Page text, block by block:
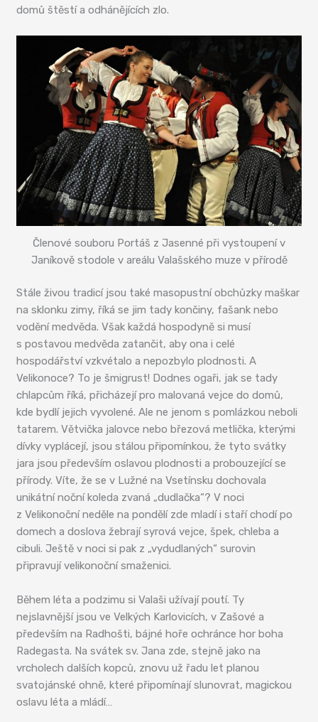
domů štěstí a odhánějících zlo.
Členové souboru Portáš z Jasenné při vystoupení v
Janíkově stodole v areálu Valašského muze v přírodě
Stále živou tradicí jsou také masopustní obchůzky maškar
na sklonku zimy, říká se jim tady končiny, fašank nebo
vodění medvěda. Však každá hospodyně si musí
s postavou medvěda zatančit, aby ona i celé
hospodářství vzkvétalo a nepozbylo plodnosti. A
Velikonoce? To je šmigrust! Dodnes ogaři, jak se tady
chlapcům říká, přicházejí pro malovaná vejce do domů,
kde bydlí jejich vyvolené. Ale ne jenom s pomlázkou neboli
tatarem. Větvička jalovce nebo březová metlička, kterými
dívky vyplácejí, jsou stálou připomínkou, že tyto svátky
jara jsou především oslavou plodnosti a probouzející se
přírody. Víte, že se v Lužné na Vsetínsku dochovala
unikátní noční koleda zvaná „dudlačka“? V noci
z Velikonoční neděle na pondělí zde mladí i staří chodí po
domech a doslova žebrají syrová vejce, špek, chleba a
cibuli. Ještě v noci si pak z „vydudlaných“ surovin
připravují velikonoční smaženici.
Během léta a podzimu si Valaši užívají poutí. Ty
nejslavnější jsou ve Velkých Karlovicích, v Zašové a
především na Radhošti, bájné hoře ochránce hor boha
Radegasta. Na svátek sv. Jana zde, stejně jako na
vrcholech dalších kopců, znovu už řadu let planou
svatojánské ohně, které připomínají slunovrat, magickou
oslavu léta a mládí…